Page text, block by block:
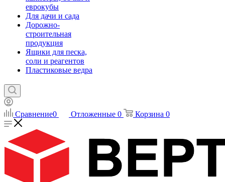
еврокубы
Для дачи и сада
Дорожно-
строительная
продукция
Ящики для песка,
соли и реагентов
Пластиковые ведра
Сравнение0 Отложенные 0 Корзина 0